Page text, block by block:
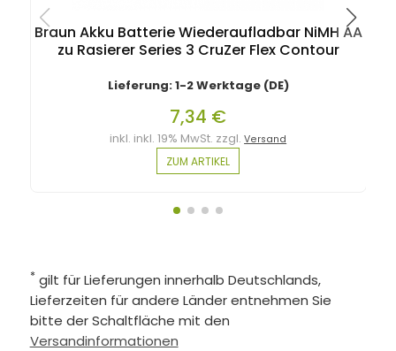
Braun Akku Batterie Wiederaufladbar NiMH AA
zu Rasierer Series 3 CruZer Flex Contour
Lieferung: 1-2 Werktage (DE)
7,34 €
inkl. inkl. 19% MwSt. zzgl.Versand
ZUM ARTIKEL
* gilt für Lieferungen innerhalb Deutschlands,
Lieferzeiten für andere Länder entnehmen Sie
bitte der Schaltfläche mit den
Versandinformationen